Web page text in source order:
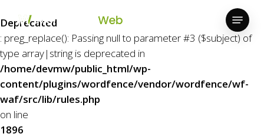
Deprecated
: preg_replace(): Passing null to parameter #3 ($subject) of
type array|string is deprecated in
/home/devmw/public_html/wp-
content/plugins/wordfence/vendor/wordfence/wf-
waf/src/lib/rules.php
on line
1896
to
main
content
Menu
Close